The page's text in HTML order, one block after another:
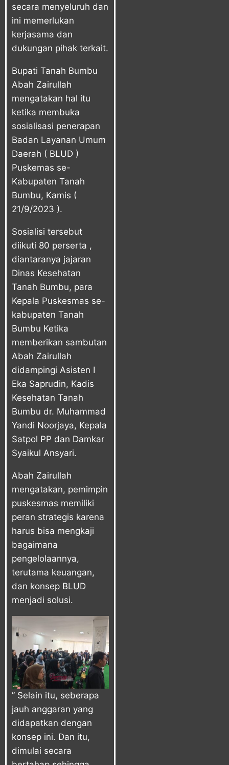
secara menyeluruh dan
ini memerlukan
kerjasama dan
dukungan pihak terkait.
Bupati Tanah Bumbu
Abah Zairullah
mengatakan hal itu
ketika membuka
sosialisasi penerapan
Badan Layanan Umum
Daerah ( BLUD )
Puskemas se-
Kabupaten Tanah
Bumbu, Kamis (
21/9/2023 ).
Sosialisi tersebut
diikuti 80 perserta ,
diantaranya jajaran
Dinas Kesehatan
Tanah Bumbu, para
Kepala Puskesmas se-
kabupaten Tanah
Bumbu Ketika
memberikan sambutan
Abah Zairullah
didampingi Asisten I
Eka Saprudin, Kadis
Kesehatan Tanah
Bumbu dr. Muhammad
Yandi Noorjaya, Kepala
Satpol PP dan Damkar
Syaikul Ansyari.
Abah Zairullah
mengatakan, pemimpin
puskesmas memiliki
peran strategis karena
harus bisa mengkaji
bagaimana
pengelolaannya,
terutama keuangan,
dan konsep BLUD
menjadi solusi.
” Selain itu, seberapa
jauh anggaran yang
didapatkan dengan
konsep ini. Dan itu,
dimulai secara